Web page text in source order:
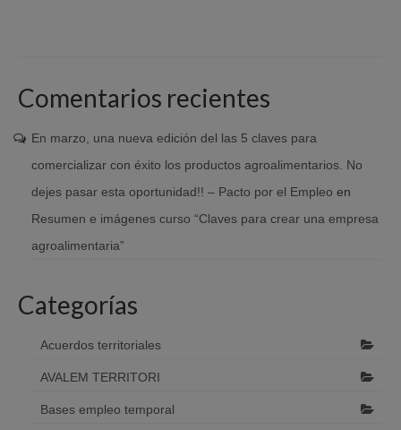
Comentarios recientes
En marzo, una nueva edición del las 5 claves para
comercializar con éxito los productos agroalimentarios. No
dejes pasar esta oportunidad!! – Pacto por el Empleo en
Resumen e imágenes curso “Claves para crear una empresa
agroalimentaria”
Categorías
Acuerdos territoriales
AVALEM TERRITORI
Bases empleo temporal